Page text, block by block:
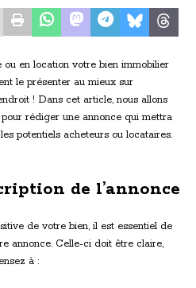
ou en location votre bien immobilier
le présenter au mieux sur
! Dans cet article, nous allons
rédiger une annonce qui mettra
potentiels acheteurs ou locataires.
de l’annonce
de votre bien, il est essentiel de
annonce. Celle-ci doit être claire,
à :